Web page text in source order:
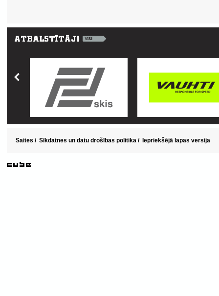
Saites / Sīkdatnes un datu drošības politika / Iepriekšējā lapas versija